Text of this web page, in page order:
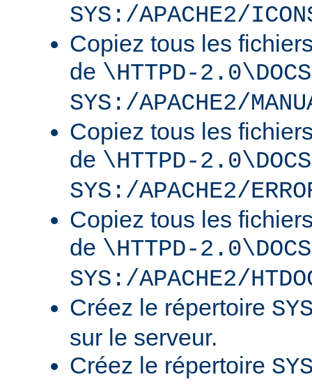
SYS:/APACHE2/
Copiez tous les
de \HTTPD-
SYS:/APACHE2/
Copiez tous les
de \HTTPD-
SYS:/APACHE2/
Copiez tous les
de \HTTPD-
SYS:/APACHE2/
Créez le répertoire
sur le serveur.
Créez le répertoire